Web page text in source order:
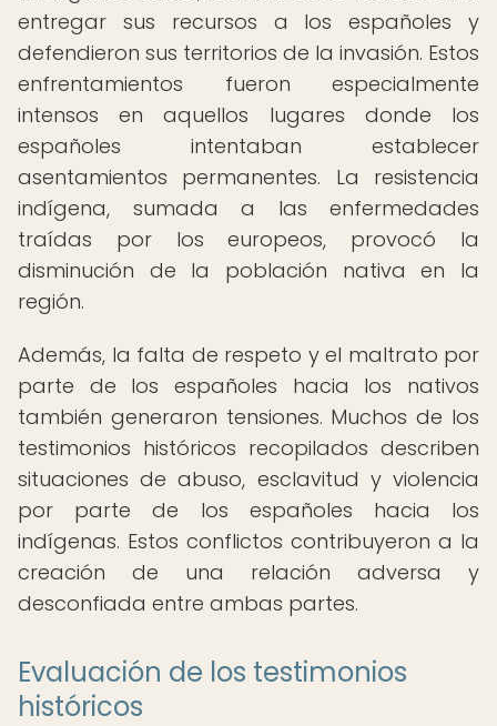
entregar sus recursos a los españoles y
defendieron sus territorios de la invasión. Estos
enfrentamientos fueron especialmente
intensos en aquellos lugares donde los
españoles intentaban establecer
asentamientos permanentes. La resistencia
indígena, sumada a las enfermedades
traídas por los europeos, provocó la
disminución de la población nativa en la
región.
Además, la falta de respeto y el maltrato por
parte de los españoles hacia los nativos
también generaron tensiones. Muchos de los
testimonios históricos recopilados describen
situaciones de abuso, esclavitud y violencia
por parte de los españoles hacia los
indígenas. Estos conflictos contribuyeron a la
creación de una relación adversa y
desconfiada entre ambas partes.
Evaluación de los testimonios
históricos